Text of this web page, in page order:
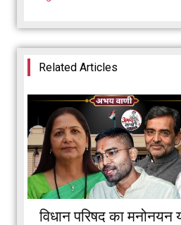
Related Articles
विधान परिषद का मनोनयन